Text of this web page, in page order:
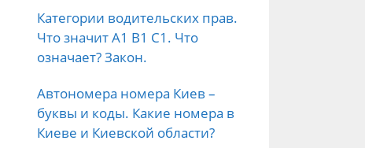
Категории водительских прав.
Что значит А1 B1 C1. Что
означает? Закон.
Автономера номера Киев –
буквы и коды. Какие номера в
Киеве и Киевской области?